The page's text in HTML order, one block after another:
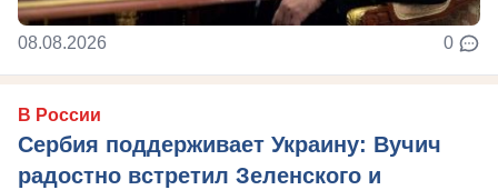
08.08.2026 0
В России
Сербия поддерживает Украину: Вучич
радостно встретил Зеленского и